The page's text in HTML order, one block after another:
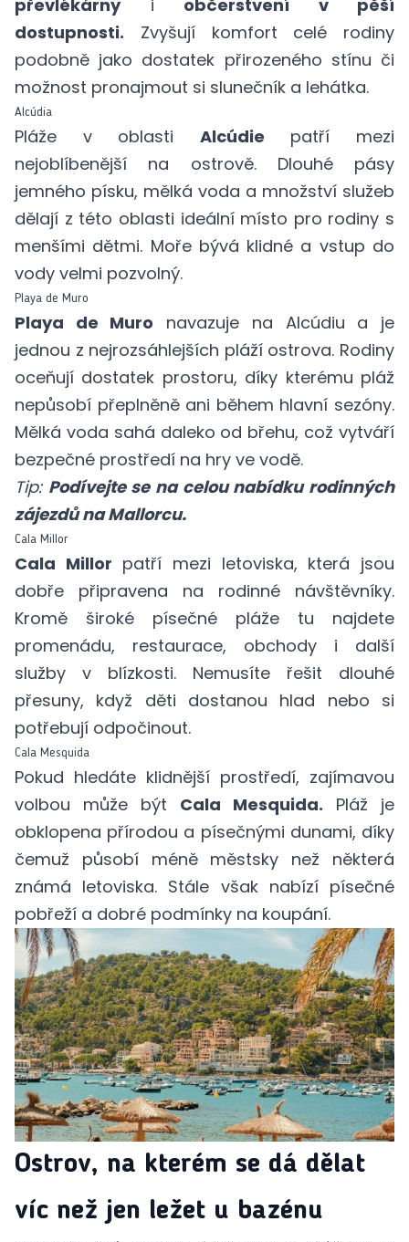
převlékárnyi občerstvení v pěší
dostupnosti. Zvyšují komfort celé rodiny
podobně jako dostatek přirozeného stínu či
možnost pronajmout si slunečník a lehátka.
Alcúdia
Pláže v oblasti Alcúdie patří mezi
nejoblíbenější na ostrově. Dlouhé pásy
jemného písku, mělká voda a množství služeb
dělají z této oblasti ideální místo pro rodiny s
menšími dětmi. Moře bývá klidné a vstup do
vody velmi pozvolný.
Playa de Muro
Playa de Muro navazuje na Alcúdiu a je
jednou z nejrozsáhlejších pláží ostrova. Rodiny
oceňují dostatek prostoru, díky kterému pláž
nepůsobí přeplněně ani během hlavní sezóny.
Mělká voda sahá daleko od břehu, což vytváří
bezpečné prostředí na hry ve vodě.
Tip: Podívejte se na celou nabídku rodinných
zájezdů na Mallorcu.
Cala Millor
Cala Millor patří mezi letoviska, která jsou
dobře připravena na rodinné návštěvníky.
Kromě široké písečné pláže tu najdete
promenádu, restaurace, obchody i další
služby v blízkosti. Nemusíte řešit dlouhé
přesuny, když děti dostanou hlad nebo si
potřebují odpočinout.
Cala Mesquida
Pokud hledáte klidnější prostředí, zajímavou
volbou může být Cala Mesquida. Pláž je
obklopena přírodou a písečnými dunami, díky
čemuž působí méně městsky než některá
známá letoviska. Stále však nabízí písečné
pobřeží a dobré podmínky na koupání.
Ostrov, na kterém se dá dělat
víc než jen ležet u bazénu